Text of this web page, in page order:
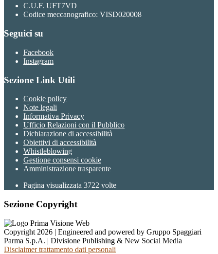
C.U.F. UFT7VD
Codice meccanografico: VISD020008
Seguici su
Facebook
Instagram
Sezione Link Utili
Cookie policy
Note legali
Informativa Privacy
Ufficio Relazioni con il Pubblico
Dichiarazione di accessibilità
Obiettivi di accessibilità
Whistleblowing
Gestione consensi cookie
Amministrazione trasparente
Pagina visualizzata 3722 volte
Sezione Copyright
Copyright 2026 | Engineered and powered by Gruppo Spaggiari
Parma S.p.A. | Divisione Publishing & New Social Media
Disclaimer trattamento dati personali